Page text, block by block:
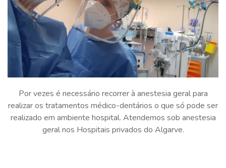
Por vezes é necessário recorrer à anestesia geral para
realizar os tratamentos médico-dentários o que só pode ser
realizado em ambiente hospital. Atendemos sob anestesia
geral nos Hospitais privados do Algarve.